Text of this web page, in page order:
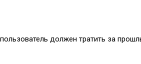
должен тратить за